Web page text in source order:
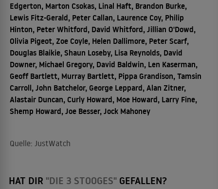
Edgerton, Marton Csokas, Linal Haft, Brandon Burke,
Lewis Fitz-Gerald, Peter Callan, Laurence Coy, Philip
Hinton, Peter Whitford, David Whitford, Jillian O'Dowd,
Olivia Pigeot, Zoe Coyle, Helen Dallimore, Peter Scarf,
Douglas Blaikie, Shaun Loseby, Lisa Reynolds, David
Downer, Michael Gregory, David Baldwin, Len Kaserman,
Geoff Bartlett, Murray Bartlett, Pippa Grandison, Tamsin
Carroll, John Batchelor, George Leppard, Alan Zitner,
Alastair Duncan, Curly Howard, Moe Howard, Larry Fine,
Shemp Howard, Joe Besser, Jock Mahoney
Quelle: JustWatch
HAT DIR "DIE 3 STOOGES" GEFALLEN?